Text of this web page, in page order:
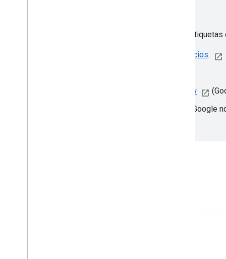
Si necesitas más asistencia para implementar tus
Galería de socios.
Comunidad de Tag Manager de Stack Overflow
(Google